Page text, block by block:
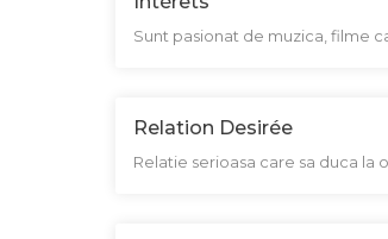
Sunt pasionat de muzica, filme
Relation Desirée
Relatie serioasa care sa duca la